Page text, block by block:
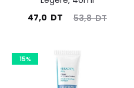
53,8DT
Le
initial
était :
47,0 DT
actuel
15%